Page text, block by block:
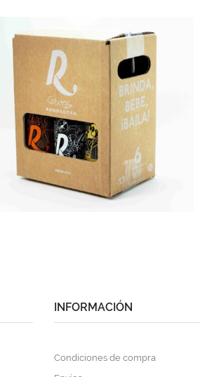
INFORMACIÓN
Condiciones de compra